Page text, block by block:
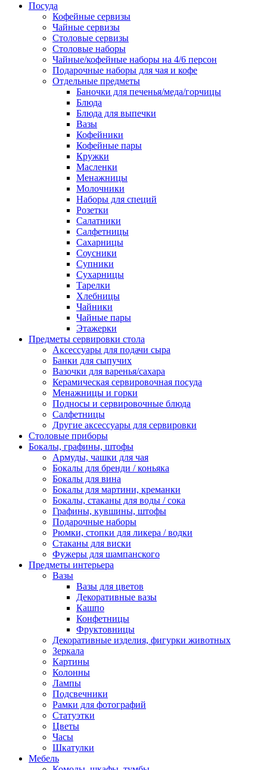
Посуда
Кофейные сервизы
Чайные сервизы
Столовые сервизы
Столовые наборы
Чайные/кофейные наборы на 4/6 персон
Подарочные наборы для чая и кофе
Отдельные предметы
Баночки для печенья/меда/горчицы
Блюда
Блюда для выпечки
Вазы
Кофейники
Кофейные пары
Кружки
Масленки
Менажницы
Молочники
Наборы для специй
Розетки
Салатники
Салфетницы
Сахарницы
Соусники
Супники
Сухарницы
Тарелки
Хлебницы
Чайники
Чайные пары
Этажерки
Предметы сервировки стола
Аксессуары для подачи сыра
Банки для сыпучих
Вазочки для варенья/сахара
Керамическая сервировочная посуда
Менажницы и горки
Подносы и сервировочные блюда
Салфетницы
Другие аксессуары для сервировки
Столовые приборы
Бокалы, графины, штофы
Армуды, чашки для чая
Бокалы для бренди / коньяка
Бокалы для вина
Бокалы для мартини, креманки
Бокалы, стаканы для воды / сока
Графины, кувшины, штофы
Подарочные наборы
Рюмки, стопки для ликера / водки
Стаканы для виски
Фужеры для шампанского
Предметы интерьера
Вазы
Вазы для цветов
Декоративные вазы
Кашпо
Конфетницы
Фруктовницы
Декоративные изделия, фигурки животных
Зеркала
Картины
Колонны
Лампы
Подсвечники
Рамки для фотографий
Статуэтки
Цветы
Часы
Шкатулки
Мебель